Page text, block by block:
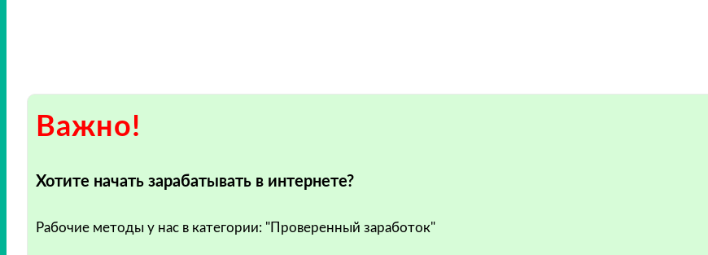
Важно!
Хотите начать зарабатывать в интернете?
Рабочие методы у нас в категории: "Проверенный заработок"